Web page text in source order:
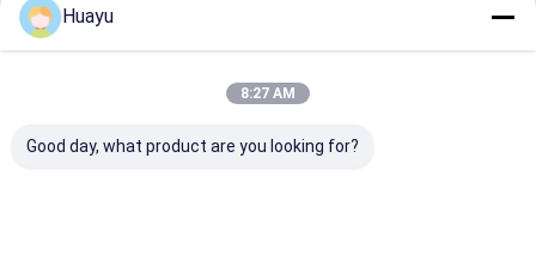
কাস্টম মোল্ডিং মেশিন
Huayu
8:27 AM
Good day, what product are you looking for?